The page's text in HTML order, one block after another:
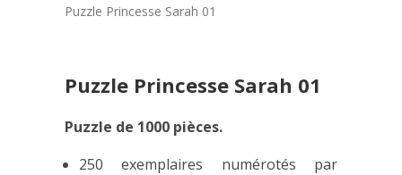
Puzzle Princesse Sarah 01
Puzzle Princesse Sarah 01
Puzzle de 1000 pièces.
250 exemplaires numérotés par